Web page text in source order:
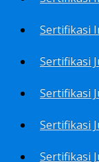
Sertifikasi
Sertifikasi